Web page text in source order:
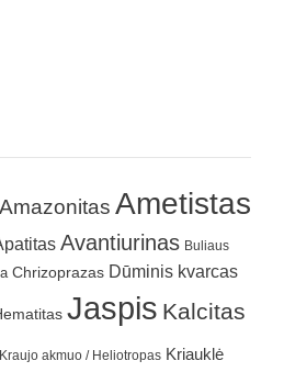
Amazonitas Ametistas
Avantiurinas Buliaus
Chrizoprazas Dūminis kvarcas
Jaspis Kalcitas
Kraujo akmuo / Heliotropas Kriauklė